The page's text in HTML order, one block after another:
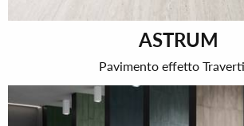
ASTRUM
Pavimento effetto